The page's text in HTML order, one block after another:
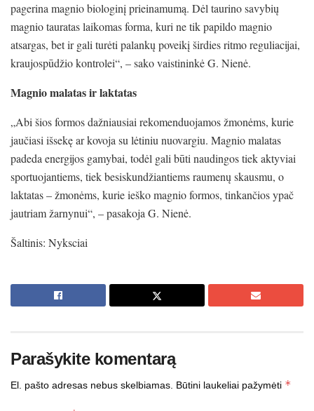
pagerina magnio biologinį prieinamumą. Dėl taurino savybių
magnio tauratas laikomas forma, kuri ne tik papildo magnio
atsargas, bet ir gali turėti palankų poveikį širdies ritmo reguliacijai,
kraujospūdžio kontrolei“, – sako vaistininkė G. Nienė.
Magnio malatas ir laktatas
„Abi šios formos dažniausiai rekomenduojamos žmonėms, kurie
jaučiasi išsekę ar kovoja su lėtiniu nuovargiu. Magnio malatas
padeda energijos gamybai, todėl gali būti naudingos tiek aktyviai
sportuojantiems, tiek besiskundžiantiems raumenų skausmu, o
laktatas – žmonėms, kurie ieško magnio formos, tinkančios ypač
jautriam žarnynui“, – pasakoja G. Nienė.
Šaltinis: Nyksciai
Parašykite komentarą
El. pašto adresas nebus skelbiamas. Būtini laukeliai pažymėti *